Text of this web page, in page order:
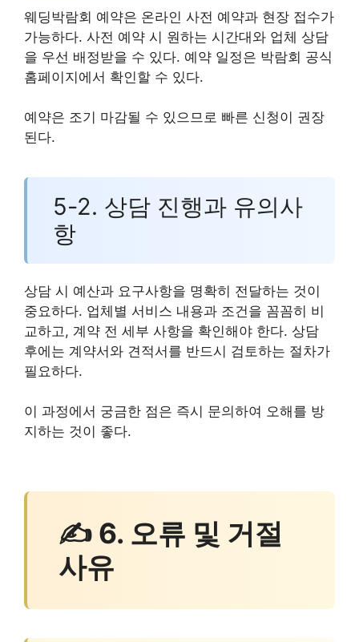
웨딩박람회 예약은 온라인 사전 예약과 현장 접수가
가능하다. 사전 예약 시 원하는 시간대와 업체 상담
을 우선 배정받을 수 있다. 예약 일정은 박람회 공식
홈페이지에서 확인할 수 있다.
예약은 조기 마감될 수 있으므로 빠른 신청이 권장
된다.
5-2. 상담 진행과 유의사
항
상담 시 예산과 요구사항을 명확히 전달하는 것이
중요하다. 업체별 서비스 내용과 조건을 꼼꼼히 비
교하고, 계약 전 세부 사항을 확인해야 한다. 상담
후에는 계약서와 견적서를 반드시 검토하는 절차가
필요하다.
이 과정에서 궁금한 점은 즉시 문의하여 오해를 방
지하는 것이 좋다.
✍ 6. 오류 및 거절
사유